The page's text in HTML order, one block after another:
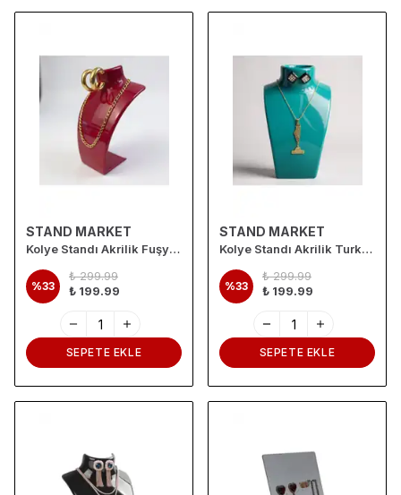
STAND MARKET
Kolye Standı Akrilik Fuşya 14x21 cm
%33
₺ 299.99
₺ 199.99
SEPETE EKLE
STAND MARKET
Kolye Standı Akrilik Turkuaz 14x21 cm.
%33
₺ 299.99
₺ 199.99
SEPETE EKLE